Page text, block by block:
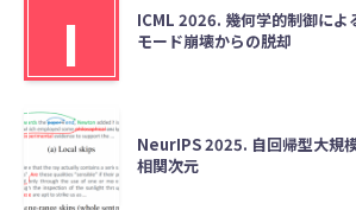
I
ICML 2026. 幾何学的制御によ
モード崩壊からの脱却
NeurIPS 2025. 自回帰型大規
相関次元